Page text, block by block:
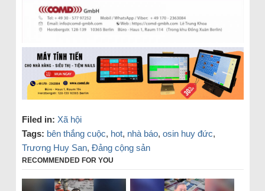
Filed in: Xã hội
Tags: bên thắng cuộc, hot, nhà báo, osin huy đức,
Trương Huy San, Đảng cộng sản
RECOMMENDED FOR YOU